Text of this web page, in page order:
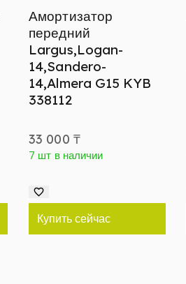
Амортизатор
передний
Largus,Logan-
14,Sandero-
14,Almera G15 KYB
338112
33 000 ₸
7 шт в наличии
Купить сейчас